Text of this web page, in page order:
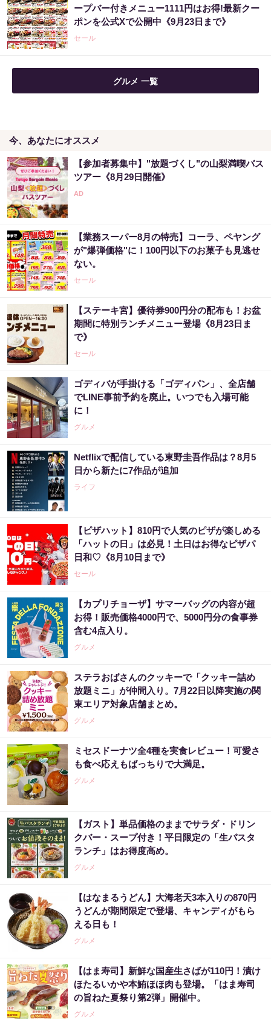
る新型タバコ
PR（株式会社HAL）
ープバー付きメニュー1111円はお得!最新クー
ポンを公式Xで公開中《9月23日まで》
セール
グルメ 一覧
今、あなたにオススメ
【参加者募集中】"放題づくし"の山梨満喫バス
ツアー《8月29日開催》
【業務スーパー8月の特売】コーラ、ペヤング
が"爆弾価格"に！100円以下のお菓子も見逃せ
ない。
セール
【ステーキ宮】優待券900円分の配布も！お盆
期間に特別ランチメニュー登場《8月23日ま
で》
セール
ゴディバが手掛ける「ゴディパン」、全店舗
でLINE事前予約を廃止。いつでも入場可能
に！
グルメ
Netflixで配信している東野圭吾作品は？8月5
日から新たに7作品が追加
ライフ
【ピザハット】810円で人気のピザが楽しめる
「ハットの日」は必見！土日はお得なピザパ
日和♡《8月10日まで》
セール
【カプリチョーザ】サマーバッグの内容が超
お得！販売価格4000円で、5000円分の食事券
含む4点入り。
グルメ
ステラおばさんのクッキーで「クッキー詰め
放題ミニ」が仲間入り。7月22日以降実施の関
東エリア対象店舗まとめ。
グルメ
ミセスドーナツ全4種を実食レビュー！可愛さ
も食べ応えもばっちりで大満足。
グルメ
【ガスト】単品価格のままでサラダ・ドリン
クバー・スープ付き！平日限定の「生パスタ
ランチ」はお得度高め。
グルメ
【はなまるうどん】大海老天3本入りの870円
うどんが期間限定で登場、キャンディがもら
える日も！
グルメ
【はま寿司】新鮮な国産生さばが110円！漬け
ほたるいかや本鮪ほほ肉も登場。「はま寿司
の旨ねた夏祭り第2弾」開催中。
グルメ